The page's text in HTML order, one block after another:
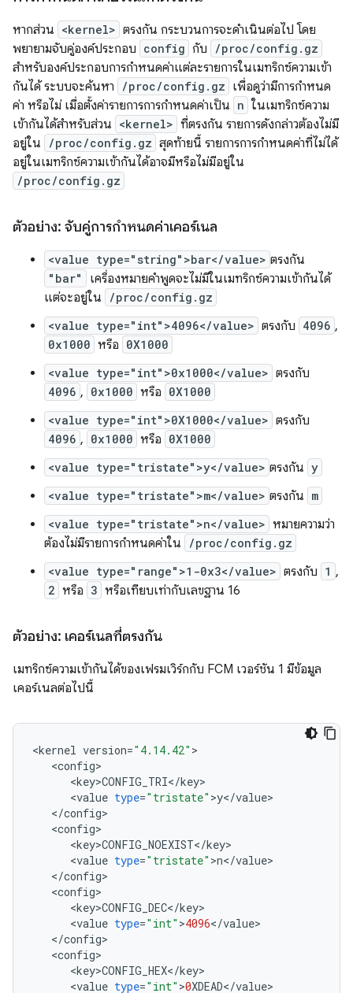
หากส่วน <kernel> ตรงกัน กระบวนการจะดำเนินต่อไป โดย
พยายามจับคู่องค์ประกอบ config กับ /proc/config.gz
สำหรับองค์ประกอบการกำหนดค่าแต่ละรายการในเมทริกซ์ความเข้า
กันได้ ระบบจะค้นหา
/proc/config.gz เพื่อดูว่ามีการกำหนด
ค่า หรือไม่ เมื่อตั้งค่ารายการการกำหนดค่าเป็น n ในเมทริกซ์ความ
เข้ากันได้สำหรับส่วน <kernel> ที่ตรงกัน รายการดังกล่าวต้องไม่มี
อยู่ใน
/proc/config.gz สุดท้ายนี้ รายการการกำหนดค่าที่ไม่ได้
อยู่ในเมทริกซ์ความเข้ากันได้อาจมีหรือไม่มีอยู่ใน
/proc/config.gz
ตัวอย่าง: จับคู่การกำหนดค่าเคอร์เนล
<value type="string">bar</value> ตรงกัน
"bar"
เครื่องหมายคำพูดจะไม่มีในเมทริกซ์ความเข้ากันได้
แต่จะอยู่ใน
/proc/config.gz
<value type="int">4096</value> ตรงกับ 4096 ,
0x1000 หรือ 0X1000
<value type="int">0x1000</value> ตรงกับ
4096 , 0x1000 หรือ 0X1000
<value type="int">0X1000</value> ตรงกับ
4096 , 0x1000 หรือ 0X1000
<value type="tristate">y</value> ตรงกัน y
<value type="tristate">m</value> ตรงกัน m
<value type="tristate">n</value> หมายความว่า
ต้องไม่มีรายการกำหนดค่าใน
/proc/config.gz
<value type="range">1-0x3</value> ตรงกับ 1 ,
2 หรือ 3 หรือเทียบเท่ากับเลขฐาน 16
ตัวอย่าง: เคอร์เนลที่ตรงกัน
เมทริกซ์ความเข้ากันได้ของเฟรมเวิร์กกับ FCM เวอร์ชัน 1 มีข้อมูล
เคอร์เนลต่อไปนี้
<kernel version="4.14.42"
<config
<key>CONFIG_TRI</key
<value type="tristate" >y</value
</config
<config
<key>CONFIG_NOEXIST</key
<value type="tristate" >n</value
</config
<config
<key>CONFIG_DEC</key
<value type="int" >4096</value
</config
<config
<key>CONFIG_HEX</key
<value type="int" >0XDEAD</value